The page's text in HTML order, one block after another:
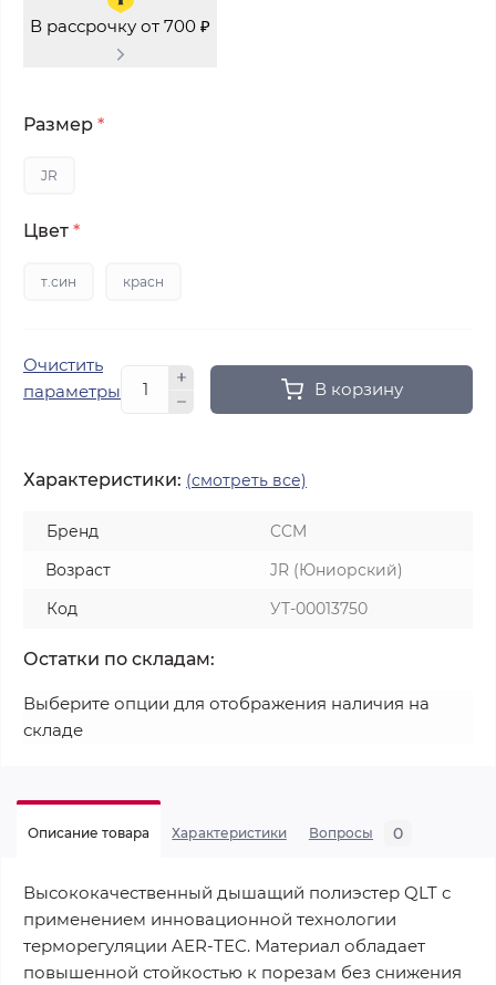
В рассрочку от 700 ₽
Размер *
JR
Цвет *
т.син красн
Очистить
параметры
В корзину
Характеристики: (смотреть все)
Бренд
CCM
Возраст
JR (Юниорский)
Код
УТ-00013750
Остатки по складам:
Выберите опции для отображения наличия на
складе
Описание товара Характеристики Вопросы 0
Высококачественный дышащий полиэстер QLT с
применением инновационной технологии
терморегуляции AER-TEC. Материал обладает
повышенной стойкостью к порезам без снижения